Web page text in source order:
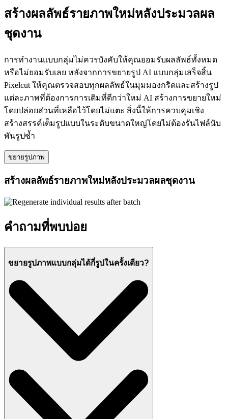
สร้างผลลัพธ์รายภาพใหม่หลังประมวลผล
ชุดงาน
การทำงานแบบกลุ่มไม่ควรบังคับให้คุณยอมรับผลลัพธ์ทั้งหมด
หรือไม่ยอมรับเลย หลังจากการขยายรูป AI แบบกลุ่มเสร็จสิ้น
Pixelcut ให้คุณตรวจสอบทุกผลลัพธ์ในมุมมองกริดและสร้างรูป
แต่ละภาพที่ต้องการการเติมที่ดีกว่าใหม่ AI สร้างการขยายใหม่
โดยปล่อยส่วนที่เหลือไว้โดยไม่แตะ สิ่งนี้ให้การควบคุมเชิง
สร้างสรรค์เต็มรูปแบบในระดับขนาดใหญ่โดยไม่ต้องรันไฟล์นับ
พันรูปซ้ำ
ขยายรูปภาพ
สร้างผลลัพธ์รายภาพใหม่หลังประมวลผลชุดงาน
คำถามที่พบบ่อย
ขยายรูปภาพแบบกลุ่มได้กี่รูปในครั้งเดียว?